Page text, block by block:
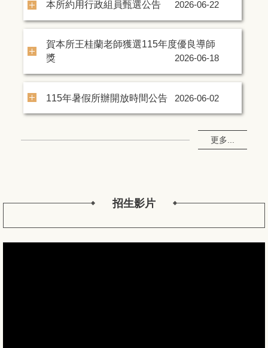
本所約用行政組員甄選公告 2026-06-22
賀本所王桂蘭老師獲選115年度優良導師
獎
2026-06-18
115年暑假所辦開放時間公告 2026-06-02
更多...
招生影片